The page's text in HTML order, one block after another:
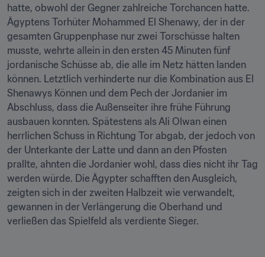
hatte, obwohl der Gegner zahlreiche Torchancen hatte.
Ägyptens Torhüter Mohammed El Shenawy, der in der
gesamten Gruppenphase nur zwei Torschüsse halten
musste, wehrte allein in den ersten 45 Minuten fünf
jordanische Schüsse ab, die alle im Netz hätten landen
können. Letztlich verhinderte nur die Kombination aus El
Shenawys Können und dem Pech der Jordanier im
Abschluss, dass die Außenseiter ihre frühe Führung
ausbauen konnten. Spätestens als Ali Olwan einen
herrlichen Schuss in Richtung Tor abgab, der jedoch von
der Unterkante der Latte und dann an den Pfosten
prallte, ahnten die Jordanier wohl, dass dies nicht ihr Tag
werden würde. Die Ägypter schafften den Ausgleich,
zeigten sich in der zweiten Halbzeit wie verwandelt,
gewannen in der Verlängerung die Oberhand und
verließen das Spielfeld als verdiente Sieger.